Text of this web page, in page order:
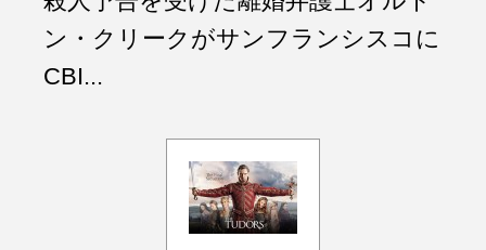
ン・クリークがサンフランシスコに
CBI...